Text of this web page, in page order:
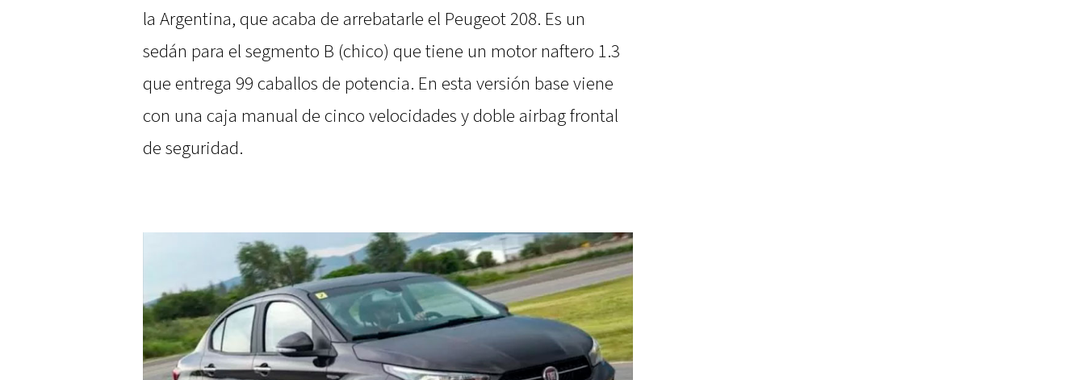
la Argentina, que acaba de arrebatarle el Peugeot 208. Es un
sedán para el segmento B (chico) que tiene un motor naftero 1.3
que entrega 99 caballos de potencia. En esta versión base viene
con una caja manual de cinco velocidades y doble airbag frontal
de seguridad.